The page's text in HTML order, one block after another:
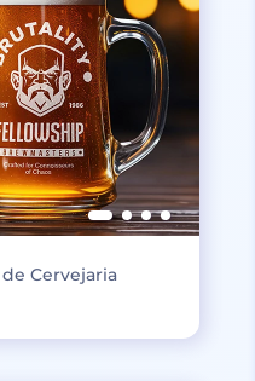
Cervejaria